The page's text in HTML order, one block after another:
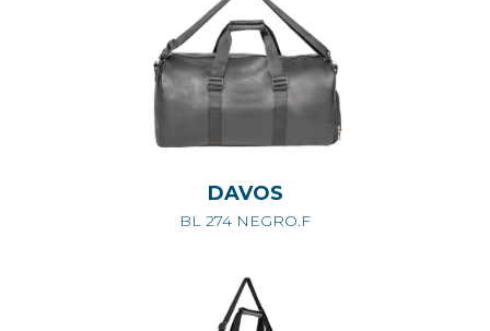
DAVOS
BL 274 NEGRO.F